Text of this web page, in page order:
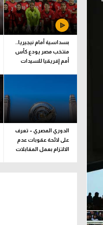
بسداسية أمام نيجيريا..
منتخب مصر يودع كأس
أمم إفريقيا للسيدات
الدوري المصري – تعرف
على لائحة عقوبات عدم
الالتزام بعمل المقابلات